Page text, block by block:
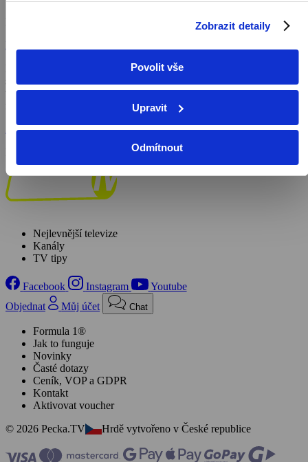
Zobrazit detaily
Povolit vše
Upravit
Odmítnout
Dr. Pol, Diane a Charles vzpomínají na neuvěřitelných dvacet čtyři
sezón seriálu a dělí se o nejlepší momenty a osobní postřehy. Svižný
výlet do vzpomínek, plný život zachraňujících zákroků a rodinných
milníků, přiblíží všechny vzestupy a pády, krev, pot a slzy, které
Zobrazit více
Pořad aktuálně není v nabídce
Nejlevnější televize
Kanály
TV tipy
Facebook Instagram
Youtube
Objednat
Můj účet Chat
Formula 1®
Jak to funguje
Novinky
Časté dotazy
Ceník, VOP a GDPR
Kontakt
Aktivovat voucher
© 2026 Pecka.TV
Hrdě vytvořeno v České republice